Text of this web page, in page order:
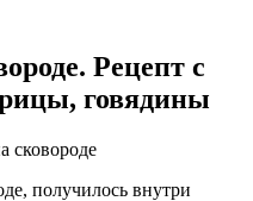
Рецепт с
говядины
сковороде
получилось внутри